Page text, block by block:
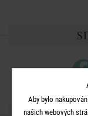
Aby bylo
našich webových